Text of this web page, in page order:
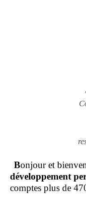
Bonjour et
développement
comptes plus de